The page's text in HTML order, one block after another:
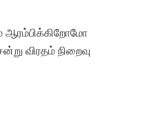
ஆரம்பிக்கிறோமோ
விரதம் நிறைவு